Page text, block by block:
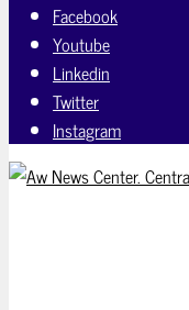
Facebook
Youtube
Linkedin
Twitter
Instagram